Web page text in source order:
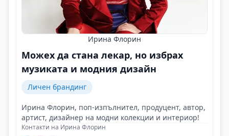
Ирина Флорин
Можех да стана лекар, но избрах
музиката и модния дизайн
Личен брандинг
Ирина Флорин, поп-изпълнител, продуцент, автор,
артист, дизайнер на модни колекции и интериор!
Контакти на Ирина Флорин